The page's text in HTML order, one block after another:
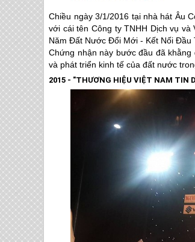
Chiều ngày 3/1/2016 tại nhà hát Âu
với cái tên Công ty TNHH Dịch vụ
Năm Đất Nước Đổi Mới - Kết Nối Đầu
Chứng nhận này bước đầu đã
và phát triển kinh tế của đất nước
2015 - "THƯƠNG HIỆU VIỆT NAM TIN